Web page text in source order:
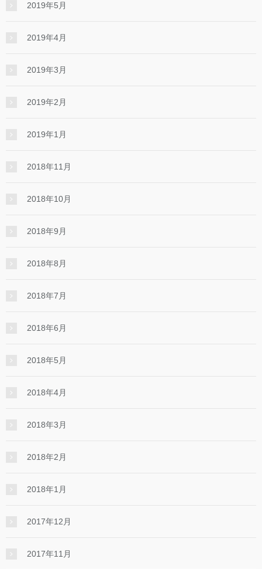
2019年5月
2019年4月
2019年3月
2019年2月
2019年1月
2018年11月
2018年10月
2018年9月
2018年8月
2018年7月
2018年6月
2018年5月
2018年4月
2018年3月
2018年2月
2018年1月
2017年12月
2017年11月